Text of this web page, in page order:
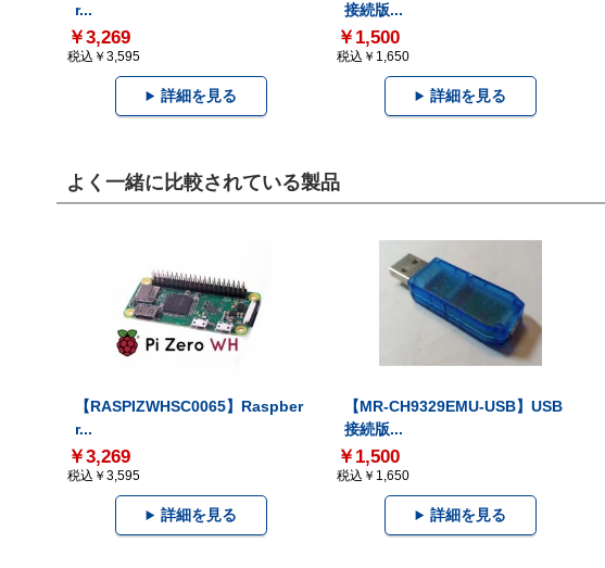
r...
￥3,269
税込￥3,595
詳細を見る
接続版...
￥1,500
税込￥1,650
詳細を見る
よく一緒に比較されている製品
【RASPIZWHSC0065】Raspber
r...
￥3,269
税込￥3,595
詳細を見る
【MR-CH9329EMU-USB】USB
接続版...
￥1,500
税込￥1,650
詳細を見る